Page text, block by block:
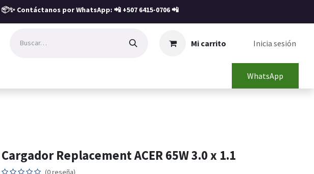
📦✨ Contáctanos por WhatsApp: 📲 +507 6415-0706📲
Mi carrito Inicia sesión
WhatsApp
Cargador Replacement ACER 65W 3.0 x 1.1